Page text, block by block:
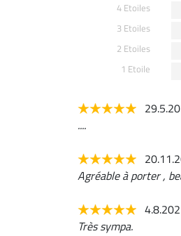
4 Etoiles
3 Etoiles
2 Etoiles
1 Etoile
....
Agréable à porter ,
Très sympa.